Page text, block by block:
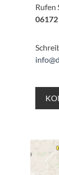
Rufen